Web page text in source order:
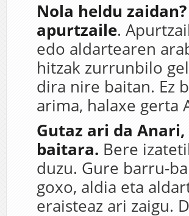
Nola heldu
apurtzaile.
edo aldartearen
hitzak zurrunbilo
dira nire baitan. Ez
arima, halaxe gerta
Gutaz ari da
baitara. Bere
duzu. Gure barru-
goxo, aldia eta
eraisteaz ari zaigu.